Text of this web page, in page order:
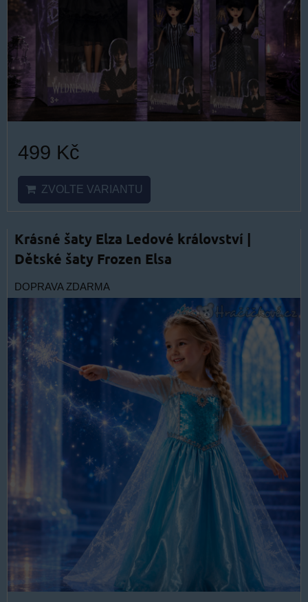
499 Kč
ZVOLTE VARIANTU
Krásné šaty Elza Ledové království |
Dětské šaty Frozen Elsa
DOPRAVA ZDARMA